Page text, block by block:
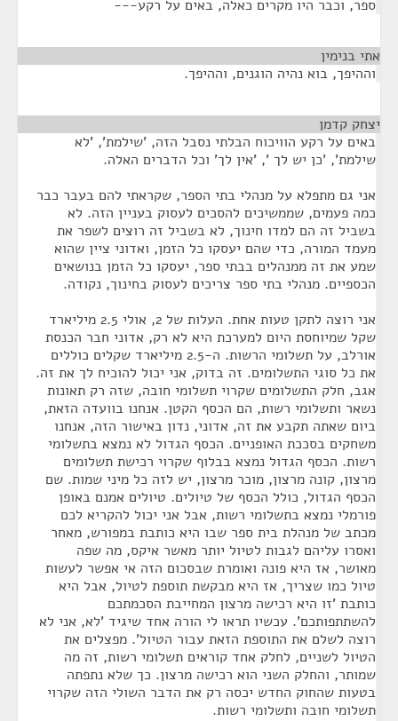
ספר, וכבר היו מקרים כאלה, באים על רקע---
אתי בנימין
וההיפך, בוא נהיה הוגנים, וההיפך.
יצחק קדמן
באים על רקע הוויכוח הבלתי נסבל הזה, 'שילמת', 'לא
שילמת', 'כן יש לך ', 'אין לך' וכל הדברים האלה.
אני גם מתפלא על מנהלי בתי הספר, שקראתי להם בעבר כבר
כמה פעמים, שממשיכים להסכים לעסוק בעניין הזה. לא
בשביל זה הם למדו חינוך, לא בשביל זה רוצים לשפר את
מעמד המורה, כדי שהם יעסקו כל הזמן, ואדוני ציין שהוא
שמע את זה ממנהלים בבתי ספר, יעסקו כל הזמן בנושאים
הכספיים. מנהלי בתי ספר צריכים לעסוק בחינוך, נקודה.
אני רוצה לתקן טעות אחת. העלות של 2, אולי 2.5 מיליארד
שקל שמיוחסת היום למערכת היא לא רק, אדוני חבר הכנסת
אורלב, על תשלומי הרשות. ה-2.5 מיליארד שקלים כוללים
את כל סוגי התשלומים. זה בדוק, אני יכול להוכיח לך את זה.
אגב, חלק התשלומים שקרוי תשלומי חובה, שזה רק תאונות
נשאר ותשלומי רשות, הם הכסף הקטן. אנחנו בוועדה הזאת,
ביום שאתה תקבע את זה, אדוני, נדון באישור הזה, אנחנו
משחקים בסככת האופניים. הכסף הגדול לא נמצא בתשלומי
רשות. הכסף הגדול נמצא בבלוף שקרוי רכישת תשלומים
מרצון, קונה מרצון, מוכר מרצון, יש לזה כל מיני שמות. שם
הכסף הגדול, כולל הכסף של טיולים. טיולים אמנם באופן
פורמלי נמצא בתשלומי רשות, אבל אני יכול להקריא לכם
מכתב של מנהלת בית ספר שבו היא כותבת במפורש, מאחר
ואסרו עליהם לגבות לטיול יותר מאשר איקס, מה שפה
מאושר, אז היא פונה ואומרת שבסכום הזה אי אפשר לעשות
טיול כמו שצריך, אז היא מבקשת תוספת לטיול, אבל היא
כותבת 'זו היא רכישה מרצון המחייבת הסכמתכם
להשתתפותכם'. עכשיו תראו לי הורה אחד שיגיד 'לא, אני לא
רוצה לשלם את התוספת הזאת עבור הטיול'. מפצלים את
הטיול לשניים, לחלק אחד קוראים תשלומי רשות, זה מה
שמותר, והחלק השני הוא רכישה מרצון. כך שלא נתפתה
בטעות שהחוק החדש יכסה רק את הדבר השולי הזה שקרוי
תשלומי חובה ותשלומי רשות.